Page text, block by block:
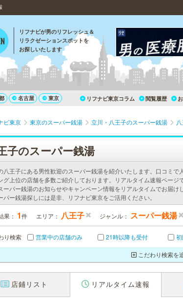
リフナビが男のリフレッシュ＆
リラクゼーションスポットを
お探しいたします
名古屋 東京 リフナビ東京コラム 閲覧履歴
ビ東京 東京のスーパー銭湯 立川・八王子のスーパー銭湯
子のスーパー銭湯
八王子にある男性歓迎のスーパー銭湯を紹介いたします。口コミで
グ上位の店舗を多数ご紹介しております。リアルタイム速報ページ
ーパー銭湯のお知らせやキャンペーン情報をリアルタイムでお届け
パー銭湯探しには是非、リフナビ東京をご活用ください。
果： 1件 エリア： 八王子 ジャンル： スーパー銭湯
り検索 営業中の店舗のみ 21時以降も受付
こだわり検索を
店鋪リスト リアルタイム速報